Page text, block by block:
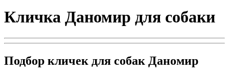
Кличка Даномир для собаки
Подбор кличек для собак Даномир